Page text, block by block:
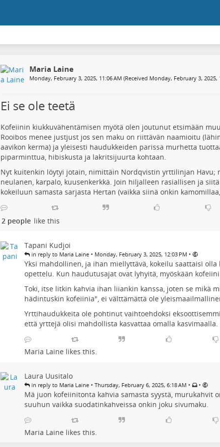
Maria Laine
Monday, February 3, 2025, 11:06 AM (Received Monday, February 3, 2025,
Ei se ole teetä
Kofeiinin kiukkuvähentämisen myötä olen joutunut etsimään
Rooibos menee justjust jos sen maku on riittävän naamioitu
aavikon kerma) ja yleisesti haudukkeiden parissa murhetta
piparminttua, hibiskusta ja lakritsijuurta kohtaan.
Nyt kuitenkin löytyi jotain, nimittäin Nordqvistin yrttilinjan Havu;
neulanen, karpalo, kuusenkerkkä. Join hiljalleen rasiallisen ja
kokeiluun samasta sarjasta Hertan (vaikka siinä onkin
2 people like this
Tapani Kudjoi
in reply to Maria Laine • Monday, February 3, 2025, 12:03 PM •
Yksi mahdollinen, ja ihan miellyttävä, kokeilu saattaisi
opettelu. Kun haudutusajat ovat lyhyitä, myöskään
Toki, itse litkin kahvia ihan liiankin kanssa, joten se mikä
hädintuskin kofeiinia", ei välttämättä ole
Yrttihaudukkeita ole pohtinut vaihtoehdoksi
että yrttejä olisi mahdollista kasvattaa omalla kasvimaalla.
Maria Laine likes this.
Laura Uusitalo
in reply to Maria Laine • Thursday, February 6, 2025, 6:18 AM • •
Mä juon kofeiinitonta kahvia samasta syystä, murukahvit
suuhun vaikka suodatinkahveissa onkin joku sivumaku.
Maria Laine likes this.